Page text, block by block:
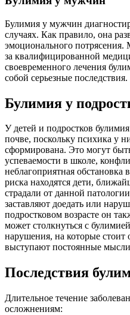
Булимия у мужчин
случаях. Как правило, она
эмоционального
за квалифицированной
своевременного лечения
собой серьезные последствия.
Булимия у
У детей и подростков
почве, поскольку психика у
сформирована. Это могут
успеваемости в школе,
неблагоприятная обстановка
риска находятся дети,
страдали от данной
заставляют доедать или
подростковом возрасте он
может столкнуться с
нарушения, на которые стоит
выступают постоянные мысли
Последствия
Длительное течение
осложнениям: